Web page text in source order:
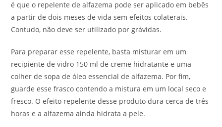
é que o repelente de alfazema pode ser aplicado em bebês
a partir de dois meses de vida sem efeitos colaterais.
Contudo, não deve ser utilizado por grávidas.
Para preparar esse repelente, basta misturar em um
recipiente de vidro 150 ml de creme hidratante e uma
colher de sopa de óleo essencial de alfazema. Por fim,
guarde esse frasco contendo a mistura em um local seco e
fresco. O efeito repelente desse produto dura cerca de três
horas e a alfazema ainda hidrata a pele.